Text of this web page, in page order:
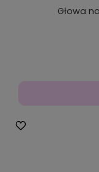
Głowa